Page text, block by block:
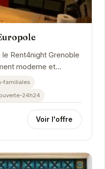
Rent4night Grenoble
moderne et
il permet un accès...
familiales
24h24
Voir l'offre